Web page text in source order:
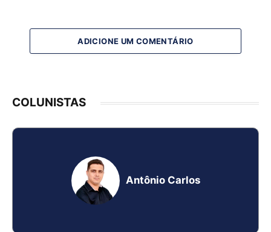
ADICIONE UM COMENTÁRIO
COLUNISTAS
Antônio Carlos